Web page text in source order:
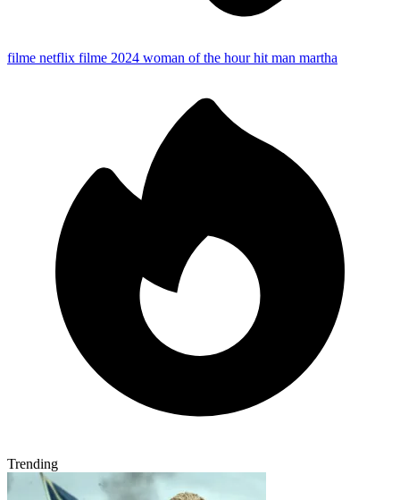
filme netflix filme 2024 woman of the hourhit man martha
Trending